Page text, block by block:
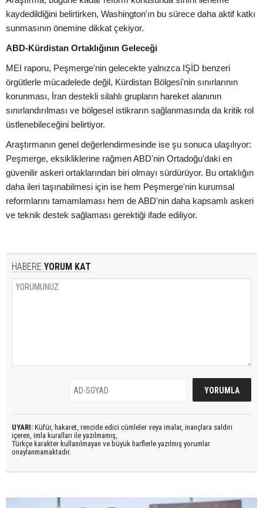
kaydedildiğini belirtirken, Washington'ın bu sürece daha aktif katkı
sunmasının önemine dikkat çekiyor.
ABD-Kürdistan Ortaklığının Geleceği
MEI raporu, Peşmerge'nin gelecekte yalnızca IŞİD benzeri
örgütlerle mücadelede değil, Kürdistan Bölgesi'nin sınırlarının
korunması, İran destekli silahlı grupların hareket alanının
sınırlandırılması ve bölgesel istikrarın sağlanmasında da kritik rol
üstlenebileceğini belirtiyor.
Araştırmanın genel değerlendirmesinde ise şu sonuca ulaşılıyor:
Peşmerge, eksikliklerine rağmen ABD'nin Ortadoğu'daki en
güvenilir askeri ortaklarından biri olmayı sürdürüyor. Bu ortaklığın
daha ileri taşınabilmesi için ise hem Peşmerge'nin kurumsal
reformlarını tamamlaması hem de ABD'nin daha kapsamlı askeri
ve teknik destek sağlaması gerektiği ifade ediliyor.
HABERE YORUM KAT
UYARI: Küfür, hakaret, rencide edici cümleler veya imalar, inançlara saldırı
içeren, imla kuralları ile yazılmamış,
Türkçe karakter kullanılmayan ve büyük harflerle yazılmış yorumlar
onaylanmamaktadır.